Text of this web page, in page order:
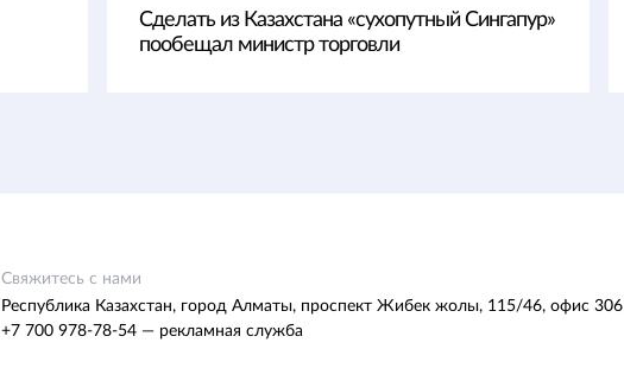
Сделать из Казахстана «сухопутный Сингапур»
пообещал министр торговли
Свяжитесь с нами
Республика Казахстан, город Алматы, проспект Жибек жолы, 115/46, офис 306
+7 700 978-78-54 — рекламная служба